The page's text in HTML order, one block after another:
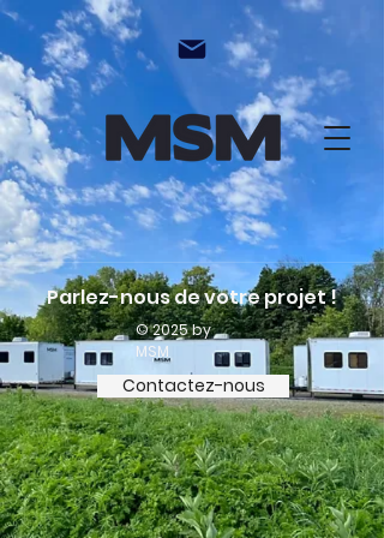
Parlez-nous de votre projet !
© 2025 by
MSM
Contactez-nous